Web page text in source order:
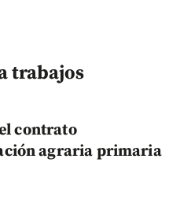
trabajos
contrato
agraria primaria